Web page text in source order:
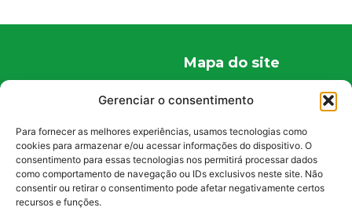
Gerenciar o consentimento
Para fornecer as melhores experiências, usamos tecnologias como
cookies para armazenar e/ou acessar informações do dispositivo. O
consentimento para essas tecnologias nos permitirá processar dados
como comportamento de navegação ou IDs exclusivos neste site. Não
consentir ou retirar o consentimento pode afetar negativamente certos
recursos e funções.
Mapa do site
Home
Conteúdos
Curiosidades
Fale Conosco